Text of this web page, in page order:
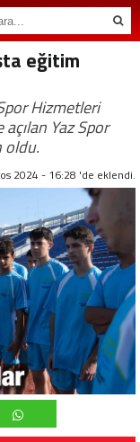
eğitim
Hizmetleri
Yaz Spor
oldu.
2024 - 16:28 'de eklendi.